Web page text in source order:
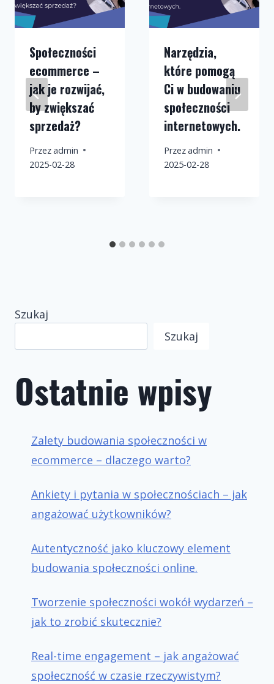
Społeczności
ecommerce –
jak je rozwijać,
by zwiększać
sprzedaż?
Przezadmin
2025-02-28
Narzędzia,
które pomogą
Ci w budowaniu
społeczności
internetowych.
Przezadmin
2025-02-28
Szukaj
Szukaj
Ostatnie wpisy
Zalety budowania społeczności w
ecommerce – dlaczego warto?
Ankiety i pytania w społecznościach – jak
angażować użytkowników?
Autentyczność jako kluczowy element
budowania społeczności online.
Tworzenie społeczności wokół wydarzeń –
jak to zrobić skutecznie?
Real-time engagement – jak angażować
społeczność w czasie rzeczywistym?